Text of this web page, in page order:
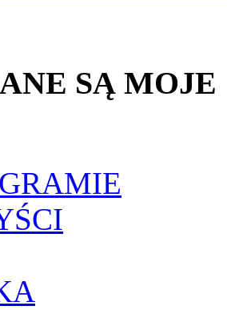
SĄ MOJE